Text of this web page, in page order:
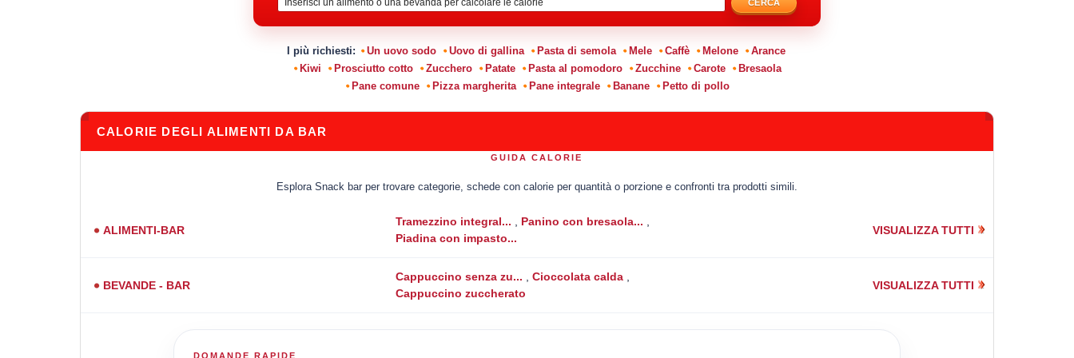
CERCA
I più richiesti: Un uovo sodo Uovo di gallina Pasta di semola Mele Caffè Melone
Arance
Kiwi
Prosciutto cotto Zucchero Patate Pasta al pomodoro Zucchine Carote
Bresaola
Pane comune
Pizza margherita Pane integrale Banane Petto di pollo
CALORIE DEGLI ALIMENTI DA BAR
GUIDA CALORIE
Esplora Snack bar per trovare categorie, schede con calorie per quantità o porzione e confronti tra prodotti simili.
ALIMENTI-BAR
Tramezzino integral... Panino con bresaola...
Piadina con impasto...
VISUALIZZA TUTTI
BEVANDE - BAR
Cappuccino senza zu... Cioccolata calda,
Cappuccino zuccherato
VISUALIZZA TUTTI
DOMANDE RAPIDE